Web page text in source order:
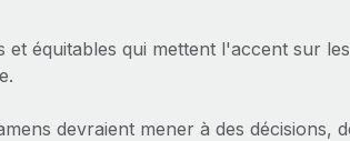
et équitables qui mettent l'accent sur
devraient mener à des décisions,